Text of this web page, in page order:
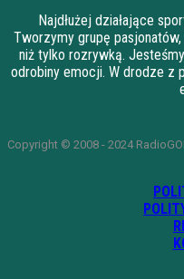
Najdłużej działające
Tworzymy grupę
niż tylko rozrywką.
odrobiny emocji. W drodze z
Copyright © 2008 - 2024